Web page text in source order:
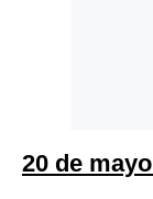
20 de